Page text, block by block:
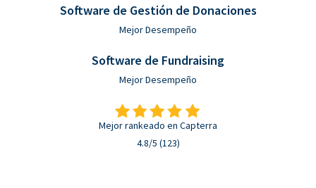
Software de Gestión de Donaciones
Mejor Desempeño
Software de Fundraising
Mejor Desempeño
Mejor rankeado en Capterra
4.8/5 (123)